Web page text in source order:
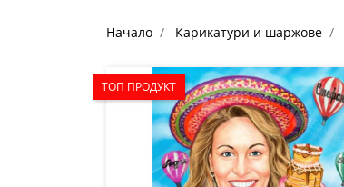
Начало Карикатури и шаржове
ТОП ПРОДУКТ